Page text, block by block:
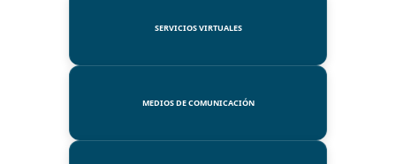
SERVICIOS VIRTUALES
MEDIOS DE COMUNICACIÓN